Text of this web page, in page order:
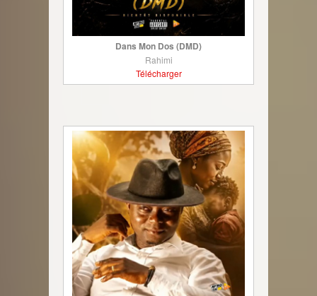
Dans Mon Dos (DMD)
Rahimi
Télécharger